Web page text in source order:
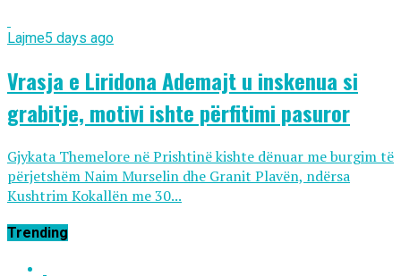
Lajme5 days ago
Vrasja e Liridona Ademajt u inskenua si
grabitje, motivi ishte përfitimi pasuror
Gjykata Themelore në Prishtinë kishte dënuar me burgim të
përjetshëm Naim Murselin dhe Granit Plavën, ndërsa
Kushtrim Kokallën me 30...
Trending